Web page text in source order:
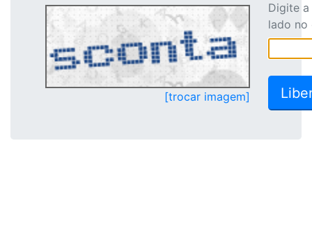
[trocar imagem]
Digite
lado no